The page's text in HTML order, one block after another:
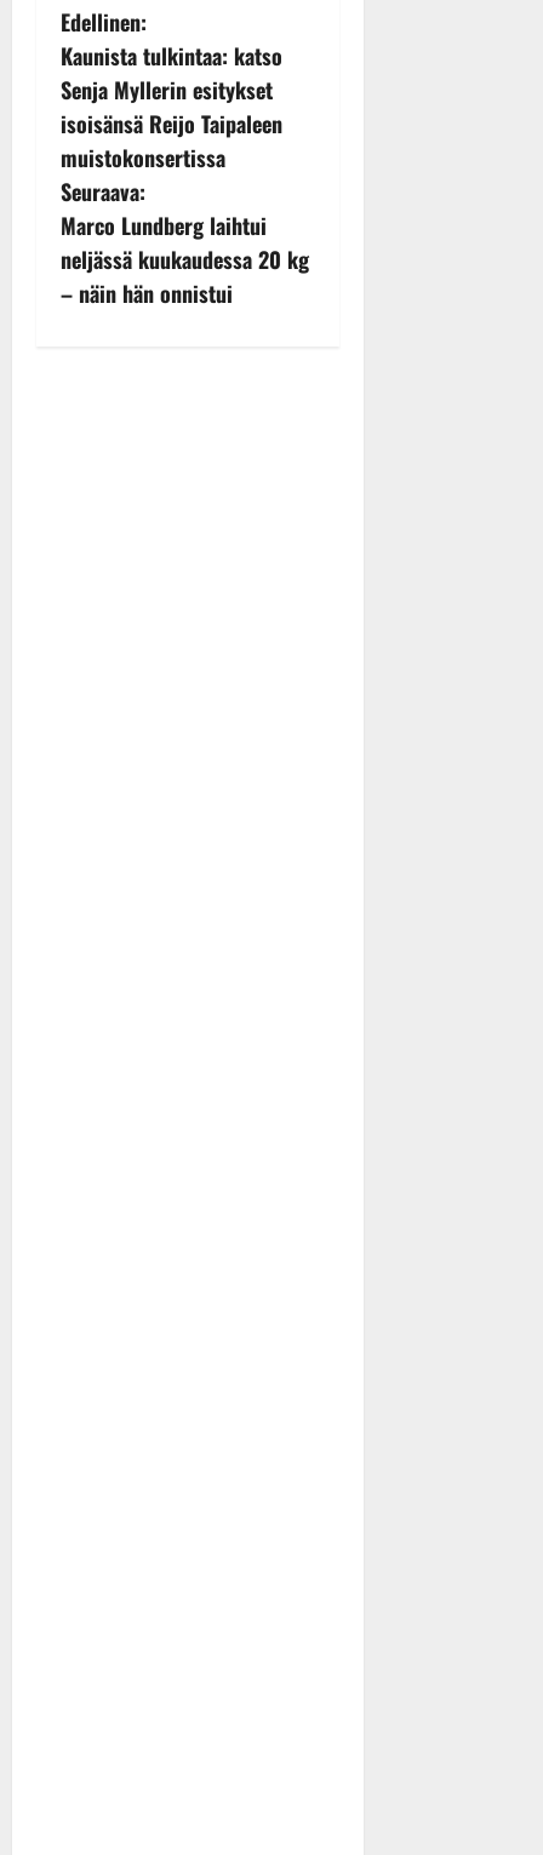
P
o
s
t
n
a
Edellinen:
Kaunista tulkintaa: katso
Senja Myllerin esitykset
isoisänsä Reijo Taipaleen
muistokonsertissa
Seuraava:
Marco Lundberg laihtui
neljässä kuukaudessa 20 kg
– näin hän onnistui